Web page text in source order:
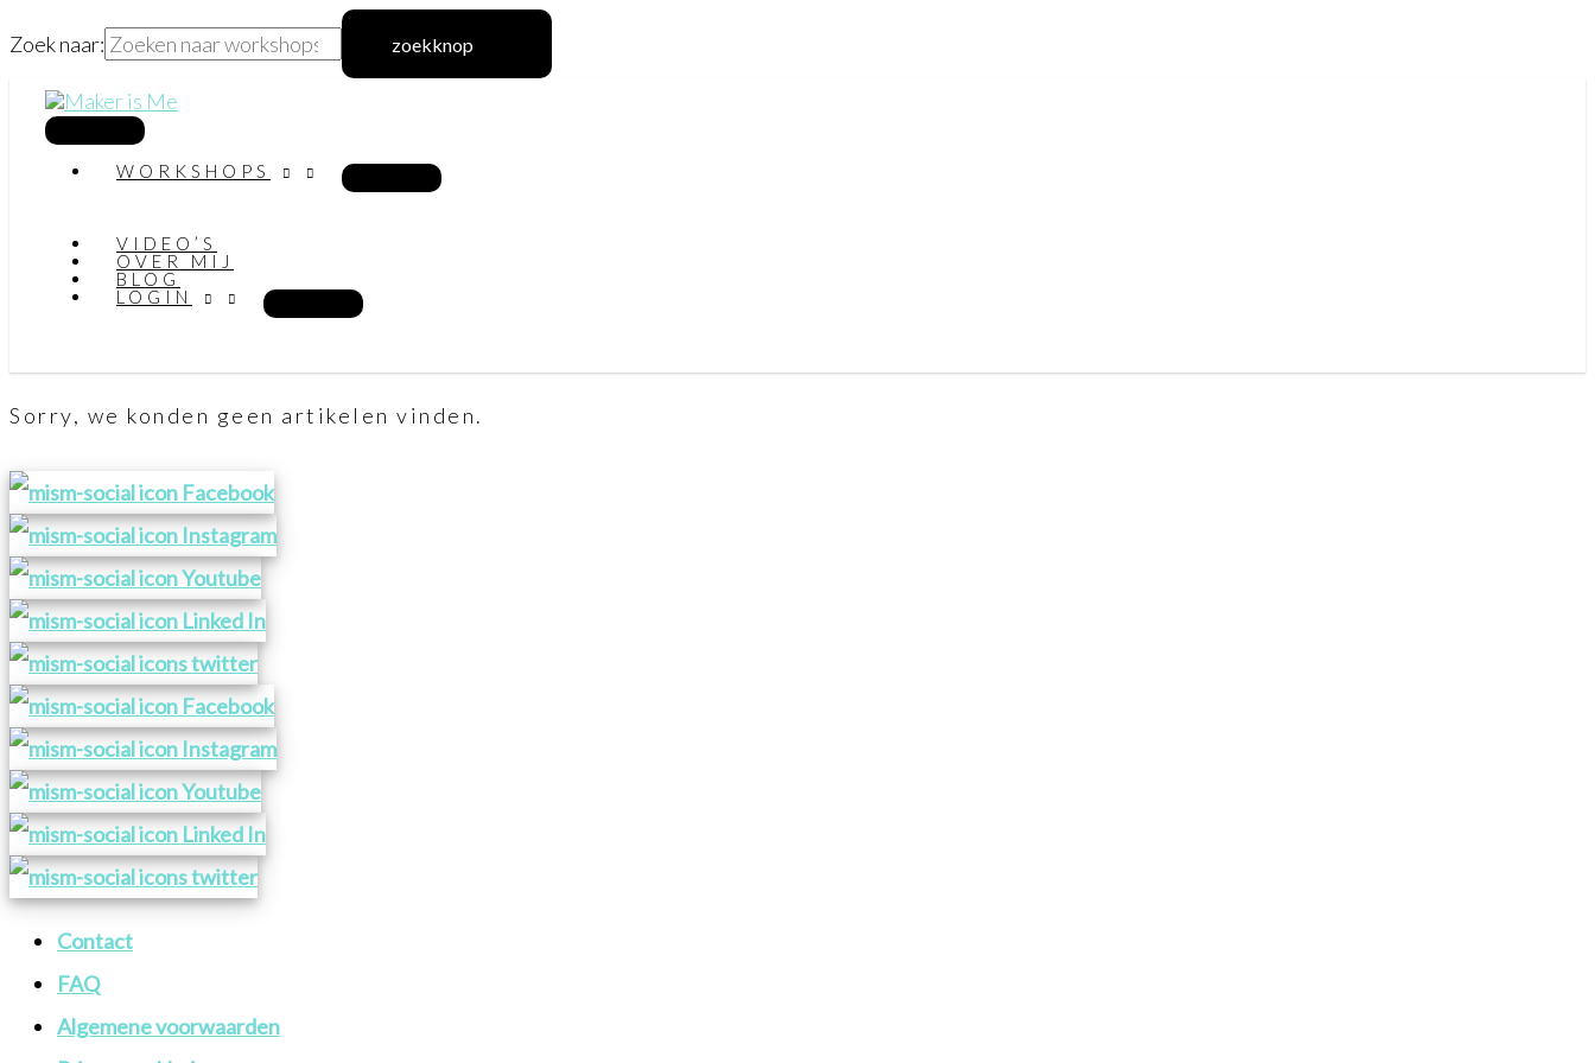
Zoek naar: zoekknop
naar
hoofdmenu
WORKSHOPS
VIDEO’S
OVER MIJ
BLOG
LOGIN
Sorry, we konden geen artikelen vinden.
Contact
FAQ
Algemene voorwaarden